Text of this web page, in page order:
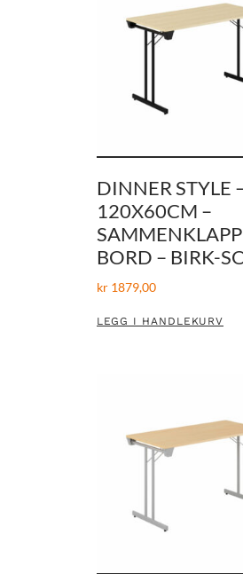
DINNER STYLE
120X60CM –
BORD – BIRK-
kr1879,00
LEGG I HANDLEKURV